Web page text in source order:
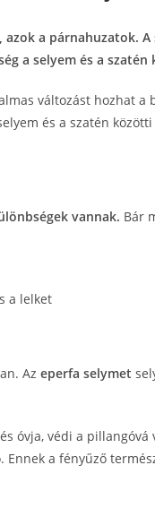
a párnahuzatok.
a selyem és a szatén
változást hozhat a
és a szatén
vannak. Bár
Az eperfa selymet
óvja, védi a pillangóvá
a fényűző